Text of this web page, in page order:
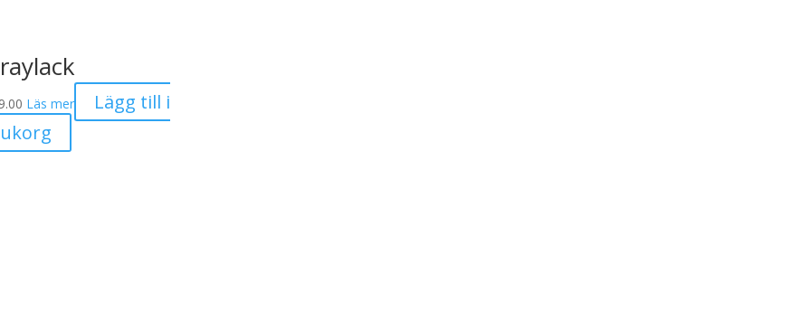
Läs mer
Lägg till i